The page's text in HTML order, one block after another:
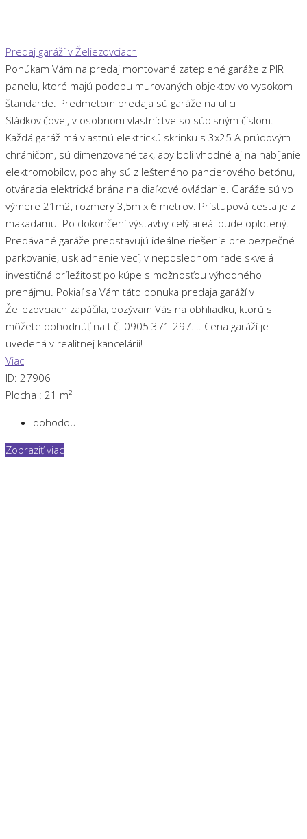
Predaj garáží v Želiezovciach
Ponúkam Vám na predaj montované zateplené garáže z PIR
panelu, ktoré majú podobu murovaných objektov vo vysokom
štandarde. Predmetom predaja sú garáže na ulici
Sládkovičovej, v osobnom vlastníctve so súpisným číslom.
Každá garáž má vlastnú elektrickú skrinku s 3x25 A prúdovým
chráničom, sú dimenzované tak, aby boli vhodné aj na nabíjanie
elektromobilov, podlahy sú z lešteného pancierového betónu,
otváracia elektrická brána na diaľkové ovládanie. Garáže sú vo
výmere 21m2, rozmery 3,5m x 6 metrov. Prístupová cesta je z
makadamu. Po dokončení výstavby celý areál bude oplotený.
Predávané garáže predstavujú ideálne riešenie pre bezpečné
parkovanie, uskladnenie vecí, v neposlednom rade skvelá
investičná príležitosť po kúpe s možnosťou výhodného
prenájmu. Pokiaľ sa Vám táto ponuka predaja garáží v
Želiezovciach zapáčila, pozývam Vás na obhliadku, ktorú si
môžete dohodnúť na t.č. 0905 371 297…. Cena garáží je
uvedená v realitnej kancelárii!
Viac
ID: 27906
Plocha : 21 m²
dohodou
Zobraziť viac